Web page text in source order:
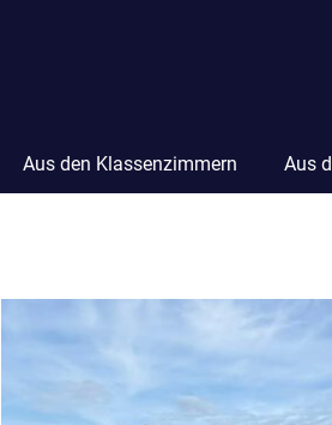
Aus den Klassenzimmern Aus